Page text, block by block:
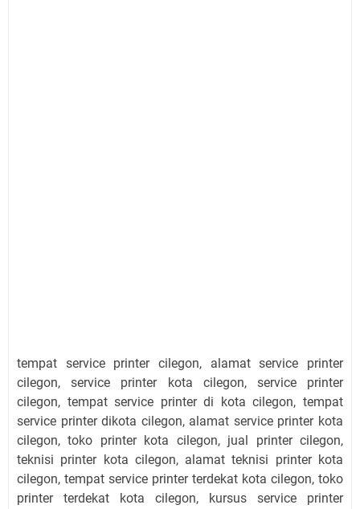
tempat service printer cilegon, alamat service printer
cilegon, service printer kota cilegon, service printer
cilegon, tempat service printer di kota cilegon, tempat
service printer dikota cilegon, alamat service printer kota
cilegon, toko printer kota cilegon, jual printer cilegon,
teknisi printer kota cilegon, alamat teknisi printer kota
cilegon, tempat service printer terdekat kota cilegon, toko
printer terdekat kota cilegon, kursus service printer